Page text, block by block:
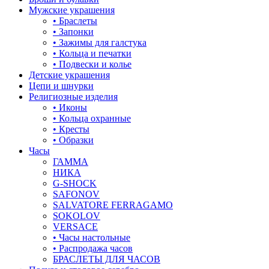
корона
кошки
круг (шар)
крылья и перья
листья
ловец снов
лошадки и единороги
лягушки
медведь
музыка
мышки
Мужские украшения
• Браслеты
• Запонки
• Зажимы для галстука
• Кольца и печатки
• Подвески и колье
Детские украшения
Цепи и шнурки
Религиозные изделия
• Иконы
• Кольца охранные
• Кресты
• Образки
Часы
ГАММА
НИКА
G-SHOCK
SAFONOV
SALVATORE FERRAGAMO
SOKOLOV
VERSACE
• Часы настольные
• Распродажа часов
БРАСЛЕТЫ ДЛЯ ЧАСОВ